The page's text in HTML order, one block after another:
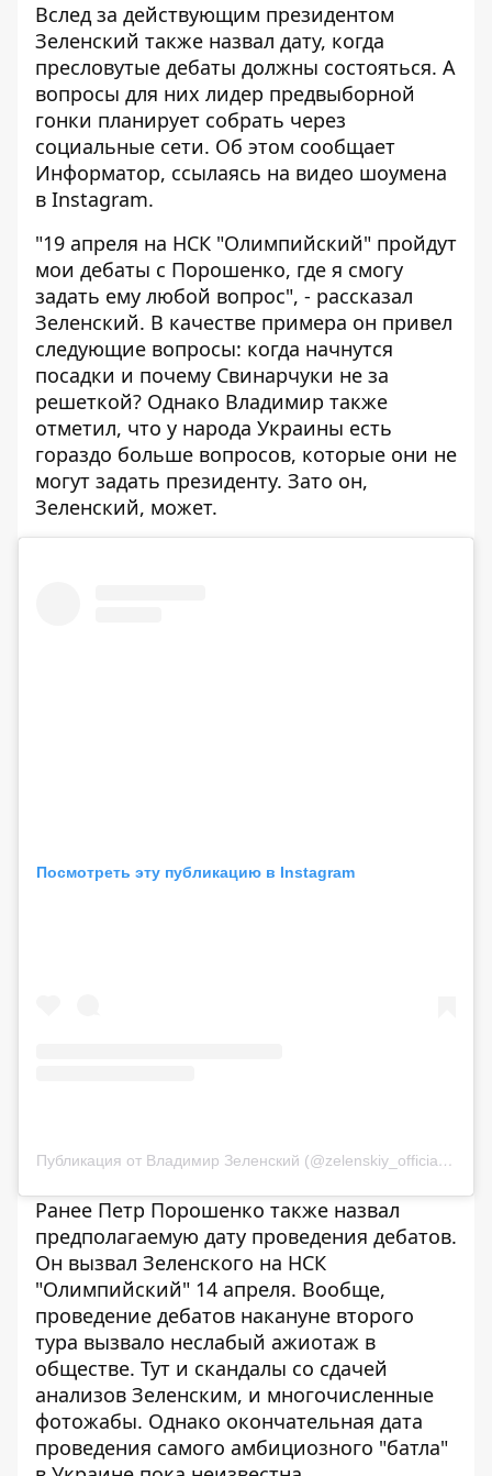
Вслед за действующим президентом
Зеленский также назвал дату, когда
пресловутые дебаты должны состояться. А
вопросы для них лидер предвыборной
гонки планирует собрать через
социальные сети. Об этом сообщает
Информатор, ссылаясь на видео шоумена
в Instagram.
"19 апреля на НСК "Олимпийский" пройдут
мои дебаты с Порошенко, где я смогу
задать ему любой вопрос", - рассказал
Зеленский. В качестве примера он привел
следующие вопросы: когда начнутся
посадки и почему Свинарчуки не за
решеткой? Однако Владимир также
отметил, что у народа Украины есть
гораздо больше вопросов, которые они не
могут задать президенту. Зато он,
Зеленский, может.
Посмотреть эту публикацию в Instagram
Публикация от Владимир Зеленский (@zelenskiy_official)
Ранее Петр Порошенко также назвал
предполагаемую дату проведения дебатов.
Он вызвал Зеленского на НСК
"Олимпийский" 14 апреля. Вообще,
проведение дебатов накануне второго
тура вызвало неслабый ажиотаж в
обществе. Тут и скандалы со сдачей
анализов Зеленским, и многочисленные
фотожабы. Однако окончательная дата
проведения самого амбициозного "батла"